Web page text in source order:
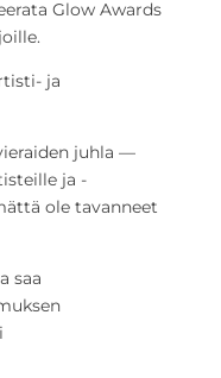
Glow Awards
ja
juhla —
ja -
ole tavanneet
saa